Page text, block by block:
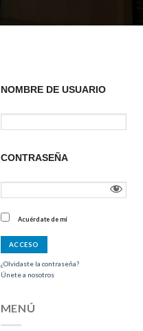
NOMBRE DE USUARIO
CONTRASEÑA
Acuérdate de mí
¿Olvidaste la contraseña?
Únete a nosotros
MENÚ